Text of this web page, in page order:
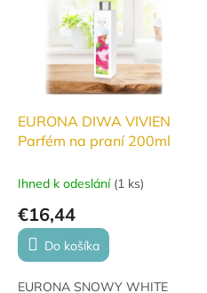
EURONA DIWA VIVIEN
Parfém na praní 200ml
Ihned k odeslání (1 ks)
€16,44
Do košíka
EURONA SNOWY WHITE